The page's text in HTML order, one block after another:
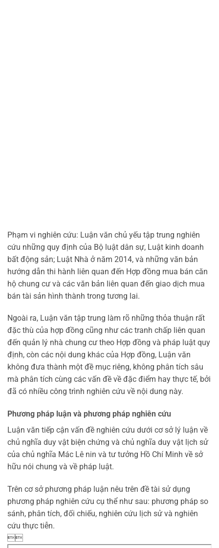
Phạm vi nghiên cứu: Luận văn chủ yếu tập trung nghiên
cứu những quy định của Bộ luật dân sự, Luật kinh doanh
bất động sản; Luật Nhà ở năm 2014, và những văn bản
hướng dẫn thi hành liên quan đến Hợp đồng mua bán căn
hộ chung cư và các văn bản liên quan đến giao dịch mua
bán tài sản hình thành trong tương lai.
Ngoài ra, Luận văn tập trung làm rõ những thỏa thuận rất
đặc thù của hợp đồng cũng như các tranh chấp liên quan
đến quản lý nhà chung cư theo Hợp đồng và pháp luật quy
định, còn các nội dung khác của Hợp đồng, Luận văn
không đưa thành một đề mục riêng, không phân tích sâu
mà phân tích cùng các vấn đề về đặc điểm hay thực tế, bởi
đã có nhiều công trình nghiên cứu về nội dung này.
Phương pháp luận và phương pháp nghiên cứu
Luận văn tiếp cận vấn đề nghiên cứu dưới cơ sở lý luận về
chủ nghĩa duy vật biện chứng và chủ nghĩa duy vật lịch sử
của chủ nghĩa Mác Lê nin và tư tưởng Hồ Chí Minh về sở
hữu nói chung và về pháp luật.
Trên cơ sở phương pháp luận nêu trên đề tài sử dụng
phương pháp nghiên cứu cụ thể như sau: phương pháp so
sánh, phân tích, đối chiếu, nghiên cứu lịch sử và nghiên
cứu thực tiễn.
